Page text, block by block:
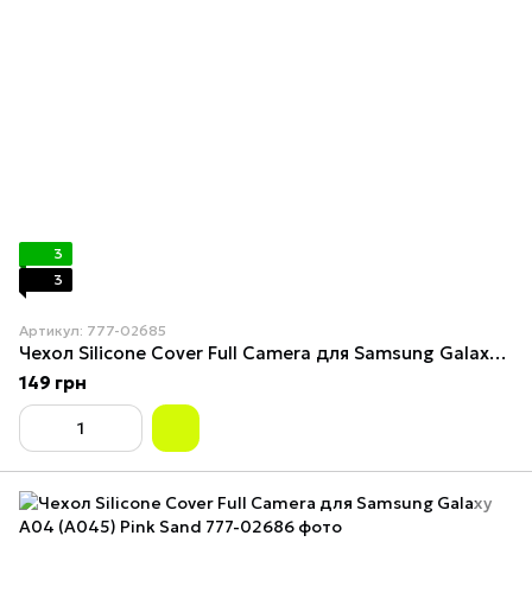
3
3
Артикул: 777-02685
Чехол Silicone Cover Full Camera для Samsung Galaxy A04 (A045) Black
149 грн